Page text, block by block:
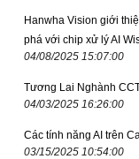
Hanwha Vision giới
phá với chip xử lý AI
04/08/2025 15:07:00
Tương Lai Nghành
04/03/2025 16:26:00
Các tính năng AI trên
03/15/2025 10:54:00